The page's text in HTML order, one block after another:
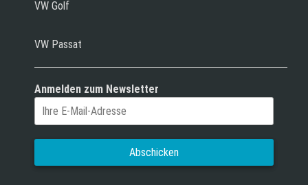
VW Golf
VW Passat
Anmelden zum Newsletter